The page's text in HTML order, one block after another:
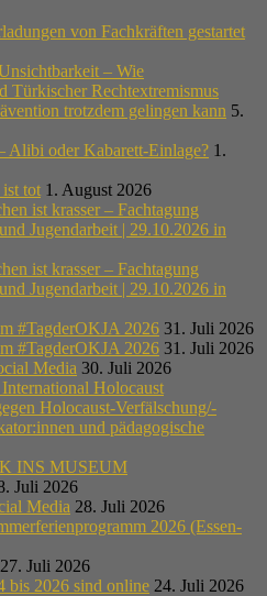
von Fachkräften gestartet
– Wie
Türkischer Rechtextremismus
trotzdem gelingen kann 5.
Alibi oder Kabarett-Einlage? 1.
tot 1. August 2026
ist krasser – Fachtagung
Jugendarbeit | 29.10.2026 in
ist krasser – Fachtagung
Jugendarbeit | 29.10.2026 in
#TagderOKJA 2026 31. Juli 2026
#TagderOKJA 2026 31. Juli 2026
Media 30. Juli 2026
Holocaust
Holocaust-Verfälschung/-
und pädagogische
INS MUSEUM
Juli 2026
Media 28. Juli 2026
2026 (Essen-
27. Juli 2026
bis 2026 sind online 24. Juli 2026